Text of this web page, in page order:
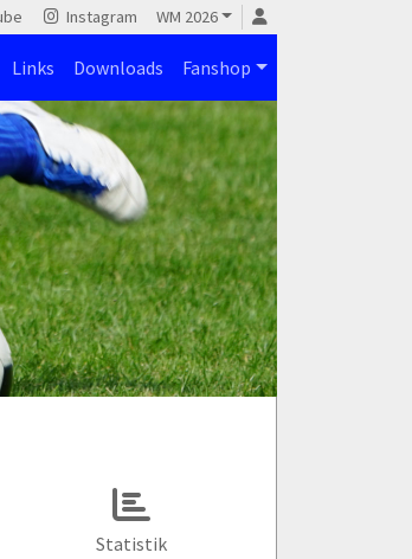
Instagram WM 2026
Links Downloads Fanshop
Statistik